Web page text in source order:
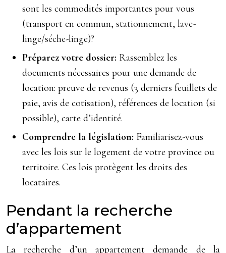
sont les commodités importantes pour vous
(transport en commun, stationnement, lave-
linge/séche-linge)?
Préparez votre dossier: Rassemblez les
documents nécessaires pour une demande de
location: preuve de revenus (3 derniers feuillets de
paie, avis de cotisation), références de location (si
possible), carte d’identité.
Comprendre la législation: Familiarisez-vous
avec les lois sur le logement de votre province ou
territoire. Ces lois protègent les droits des
locataires.
Pendant la recherche
d’appartement
La recherche d’un appartement demande de la